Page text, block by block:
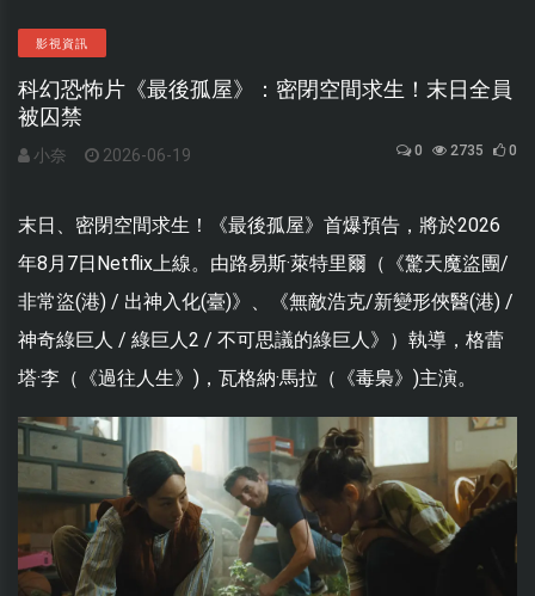
影視資訊
科幻恐怖片《最後孤屋》：密閉空間求生！末日全員
被囚禁
小奈 2026-06-19 0 2735 0
末日、密閉空間求生！《最後孤屋》首爆預告，將於2026
年8月7日Netflix上線。由路易斯·萊特里爾（《驚天魔盜團/
非常盜(港) / 出神入化(臺)》、《無敵浩克/新變形俠醫(港) /
神奇綠巨人 / 綠巨人2 / 不可思議的綠巨人》）執導，格蕾
塔·李（《過往人生》)，瓦格納·馬拉（《毒梟》)主演。